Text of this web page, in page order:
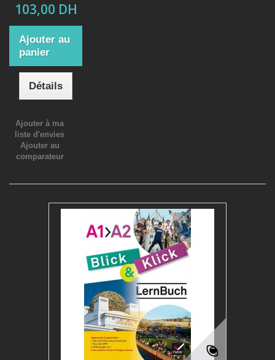
103,00 DH
Ajouter au
panier
Détails
Ajouter à ma
liste d'envies
Ajouter au
comparateur